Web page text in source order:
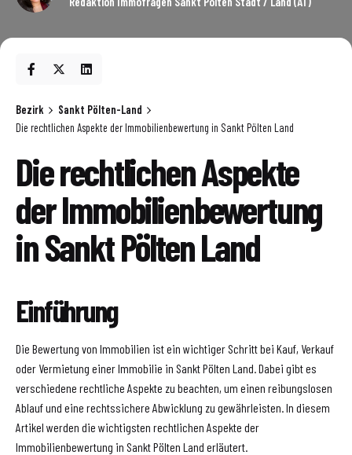
Bezirk
Sankt Pölten-Land
Die rechtlichen Aspekte der Immobilienbewertung in Sankt Pölten Land
Die rechtlichen Aspekte
der Immobilienbewertung
in Sankt Pölten Land
Einführung
Die Bewertung von Immobilien ist ein wichtiger Schritt bei Kauf, Verkauf
oder Vermietung einer Immobilie in Sankt Pölten Land. Dabei gibt es
verschiedene rechtliche Aspekte zu beachten, um einen reibungslosen
Ablauf und eine rechtssichere Abwicklung zu gewährleisten. In diesem
Artikel werden die wichtigsten rechtlichen Aspekte der
Immobilienbewertung in Sankt Pölten Land erläutert.